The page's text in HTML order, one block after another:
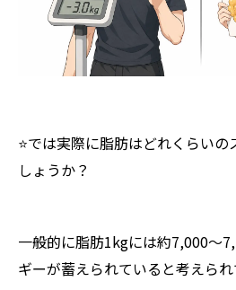
⭐️では実際に脂肪はどれくらい
しょうか？
一般的に脂肪1kgには約7,000〜
ギーが蓄えられていると考えられ